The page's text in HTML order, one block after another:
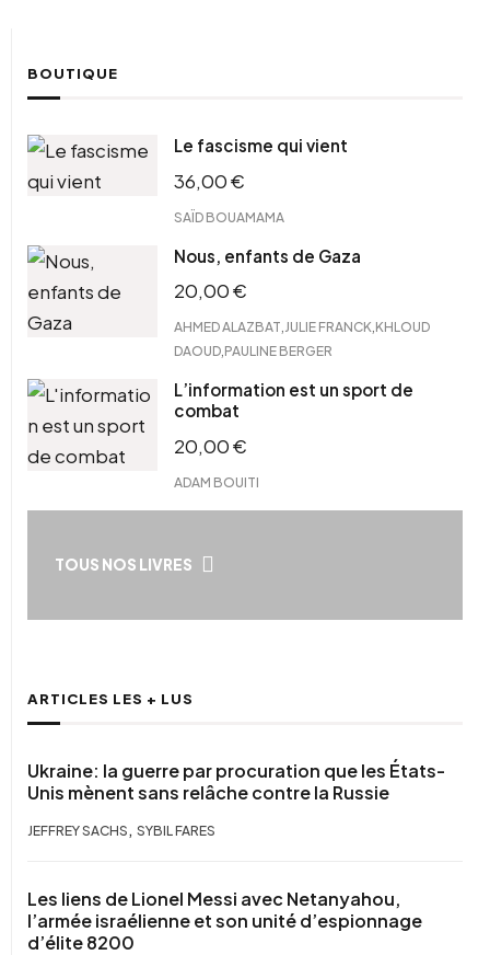
BOUTIQUE
Le fascisme qui vient
36,00€
SAÏD BOUAMAMA
Nous, enfants de Gaza
20,00€
AHMED ALAZBAT,JULIE FRANCK,KHLOUD
DAOUD,PAULINE BERGER
L’information est un sport de
combat
20,00€
ADAM BOUITI
TOUS NOS LIVRES
ARTICLES LES + LUS
Ukraine: la guerre par procuration que les États-
Unis mènent sans relâche contre la Russie
JEFFREY SACHS , SYBIL FARES
Les liens de Lionel Messi avec Netanyahou,
l’armée israélienne et son unité d’espionnage
d’élite 8200